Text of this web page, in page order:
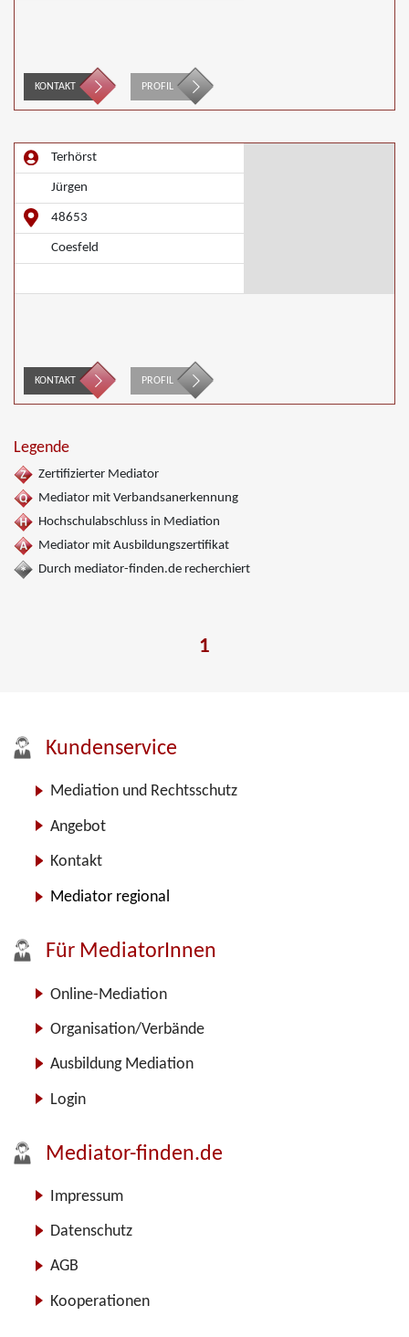
KONTAKT PROFIL
Terhörst
Jürgen
48653
Coesfeld
KONTAKT PROFIL
Legende
Zertifizierter Mediator
Mediator mit Verbandsanerkennung
Hochschulabschluss in Mediation
Mediator mit Ausbildungszertifikat
Durch mediator-finden.de recherchiert
1
Kundenservice
Mediation und Rechtsschutz
Angebot
Kontakt
Mediator regional
Für MediatorInnen
Online-Mediation
Organisation/Verbände
Ausbildung Mediation
Login
Mediator-finden.de
Impressum
Datenschutz
AGB
Kooperationen